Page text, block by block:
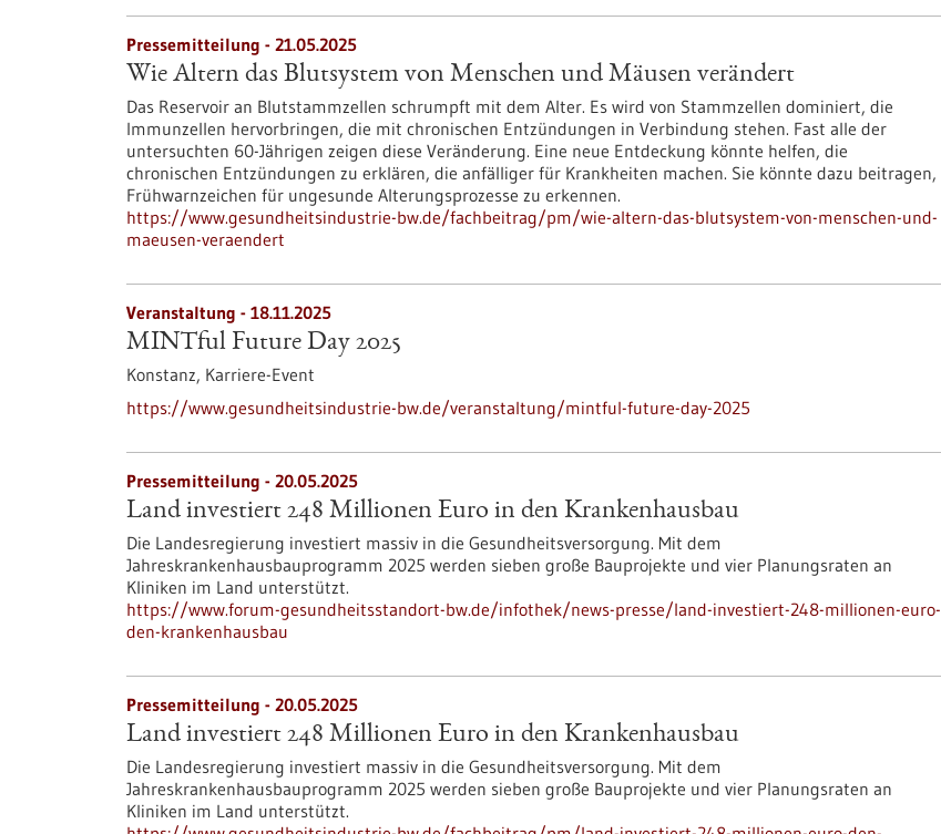
Pressemitteilung - 21.05.2025
Wie Altern das Blutsystem von Menschen und Mäusen verändert
Das Reservoir an Blutstammzellen schrumpft mit dem Alter. Es wird von Stammzellen dominiert, die
Immunzellen hervorbringen, die mit chronischen Entzündungen in Verbindung stehen. Fast alle der
untersuchten 60-Jährigen zeigen diese Veränderung. Eine neue Entdeckung könnte helfen, die
chronischen Entzündungen zu erklären, die anfälliger für Krankheiten machen. Sie könnte dazu beitragen,
Frühwarnzeichen für ungesunde Alterungsprozesse zu erkennen.
https://www.gesundheitsindustrie-bw.de/fachbeitrag/pm/wie-altern-das-blutsystem-von-menschen-und-
maeusen-veraendert
Veranstaltung - 18.11.2025
MINTful Future Day 2025
Konstanz, Karriere-Event
https://www.gesundheitsindustrie-bw.de/veranstaltung/mintful-future-day-2025
Pressemitteilung - 20.05.2025
Land investiert 248 Millionen Euro in den Krankenhausbau
Die Landesregierung investiert massiv in die Gesundheitsversorgung. Mit dem
Jahreskrankenhausbauprogramm 2025 werden sieben große Bauprojekte und vier Planungsraten an
Kliniken im Land unterstützt.
https://www.forum-gesundheitsstandort-bw.de/infothek/news-presse/land-investiert-248-millionen-euro-
den-krankenhausbau
Pressemitteilung - 20.05.2025
Land investiert 248 Millionen Euro in den Krankenhausbau
Die Landesregierung investiert massiv in die Gesundheitsversorgung. Mit dem
Jahreskrankenhausbauprogramm 2025 werden sieben große Bauprojekte und vier Planungsraten an
Kliniken im Land unterstützt.